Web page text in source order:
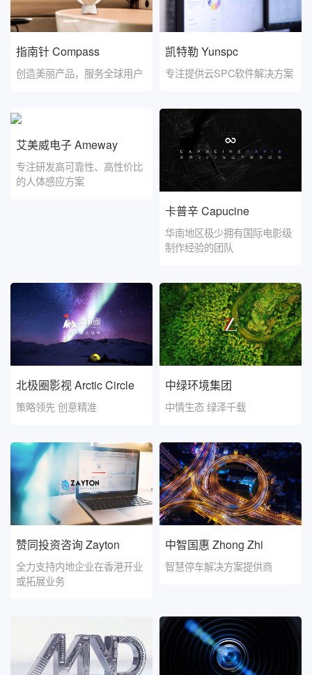
指南针 Compass
创造美丽产品，服务全球用户
凯特勒 Yunspc
专注提供云SPC软件解决方案
艾美威电子 Ameway
专注研发高可靠性、高性价比
的人体感应方案
卡普辛 Capucine
华南地区极少拥有国际电影级
制作经验的团队
北极圈影视 Arctic Circle
策略领先 创意精准
中绿环境集团
中情生态 绿泽千载
赞同投资咨询 Zayton
全力支持内地企业在香港开业
或拓展业务
中智国惠 Zhong Zhi
智慧停车解决方案提供商